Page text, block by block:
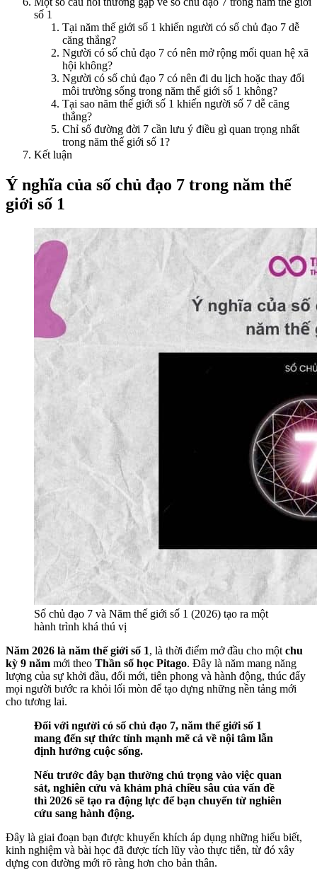
số 1
Tại năm thế giới số 1 khiến người có số chủ đạo 7 dễ
căng thẳng?
Người có số chủ đạo 7 có nên mở rộng mối quan hệ xã
hội không?
Người có số chủ đạo 7 có nên đi du lịch hoặc thay đổi
môi trường sống trong năm thế giới số 1 không?
Tại sao năm thế giới số 1 khiến người số 7 dễ căng
thẳng?
Chỉ số đường đời 7 cần lưu ý điều gì quan trọng nhất
trong năm thế giới số 1?
Kết luận
Ý nghĩa của số chủ đạo 7 trong năm thế
giới số 1
Số chủ đạo 7 và Năm thế giới số 1 (2026) tạo ra một
hành trình khá thú vị
Năm 2026 là năm thế giới số 1, là thời điểm mở đầu cho một chu
kỳ 9 năm mới theo Thần số học Pitago. Đây là năm mang năng
lượng của sự khởi đầu, đổi mới, tiên phong và hành động, thúc đẩy
mọi người bước ra khỏi lối mòn để tạo dựng những nền tảng mới
cho tương lai.
Đối với người có số chủ đạo 7, năm thế giới số 1
mang đến sự thức tỉnh mạnh mẽ cả về nội tâm lẫn
định hướng cuộc sống.
Nếu trước đây bạn thường chú trọng vào việc quan
sát, nghiên cứu và khám phá chiều sâu của vấn đề
thì 2026 sẽ tạo ra động lực để bạn chuyển từ nghiên
cứu sang hành động.
Đây là giai đoạn bạn được khuyến khích áp dụng những hiểu biết,
kinh nghiệm và bài học đã được tích lũy vào thực tiễn, từ đó xây
dựng con đường mới rõ ràng hơn cho bản thân.